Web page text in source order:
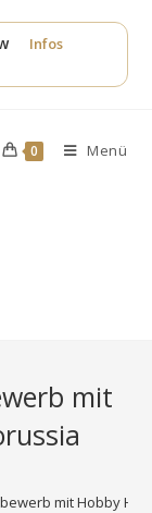
Infos
0 Menü
mit
mit Hobby